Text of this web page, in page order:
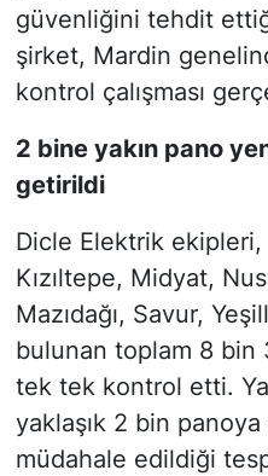
güvenliğini tehdit
şirket, Mardin
kontrol çalışması
2 bine yakın pano
getirildi
Dicle Elektrik ekipleri,
Kızıltepe, Midyat,
Mazıdağı, Savur,
bulunan toplam 8 bin
tek tek kontrol etti.
yaklaşık 2 bin
müdahale edildiği